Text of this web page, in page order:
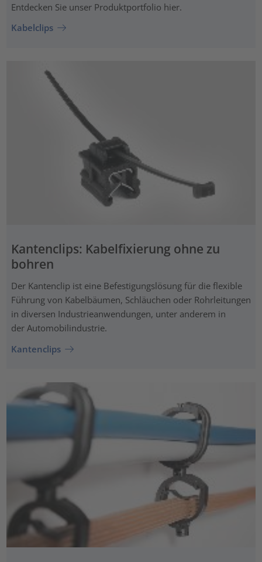
Entdecken Sie unser Produktportfolio hier.
Kabelclips
Kantenclips: Kabelfixierung ohne zu
bohren
Der Kantenclip ist eine Befestigungslösung für die flexible
Führung von Kabelbäumen, Schläuchen oder Rohrleitungen
in diversen Industrieanwendungen, unter anderem in
der Automobilindustrie.
Kantenclips